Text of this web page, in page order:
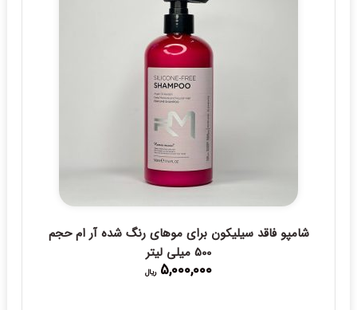
شامپو فاقد سیلیکون برای موهای رنگ شده آر ام حجم
500 میلی لیتر
5,000,000 ریال